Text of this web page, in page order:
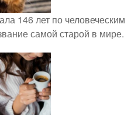
146 лет по человеческим
самой старой в мире.